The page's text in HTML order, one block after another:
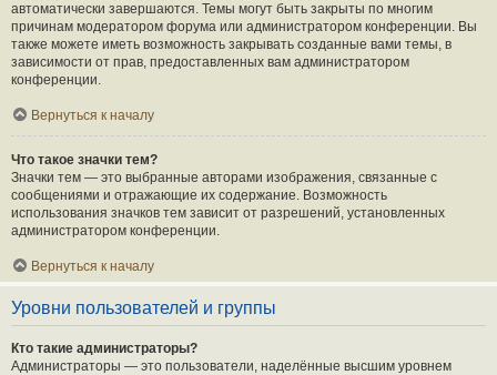
автоматически завершаются. Темы могут быть закрыты по многим
причинам модератором форума или администратором конференции. Вы
также можете иметь возможность закрывать созданные вами темы, в
зависимости от прав, предоставленных вам администратором
конференции.
Вернуться к началу
Что такое значки тем?
Значки тем — это выбранные авторами изображения, связанные с
сообщениями и отражающие их содержание. Возможность
использования значков тем зависит от разрешений, установленных
администратором конференции.
Вернуться к началу
Уровни пользователей и группы
Кто такие администраторы?
Администраторы — это пользователи, наделённые высшим уровнем